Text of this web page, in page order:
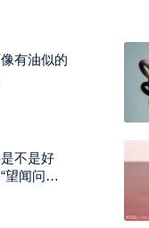
有油似的
不是好
望闻问